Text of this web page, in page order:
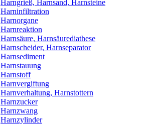
Harngrieß, Harnsand, Harnsteine
Harninfiltration
Harnorgane
Harnreaktion
Harnsäure, Harnsäurediathese
Harnscheider, Harnseparator
Harnsediment
Harnstauung
Harnstoff
Harnvergiftung
Harnverhaltung, Harnstottern
Harnzucker
Harnzwang
Harnzylinder